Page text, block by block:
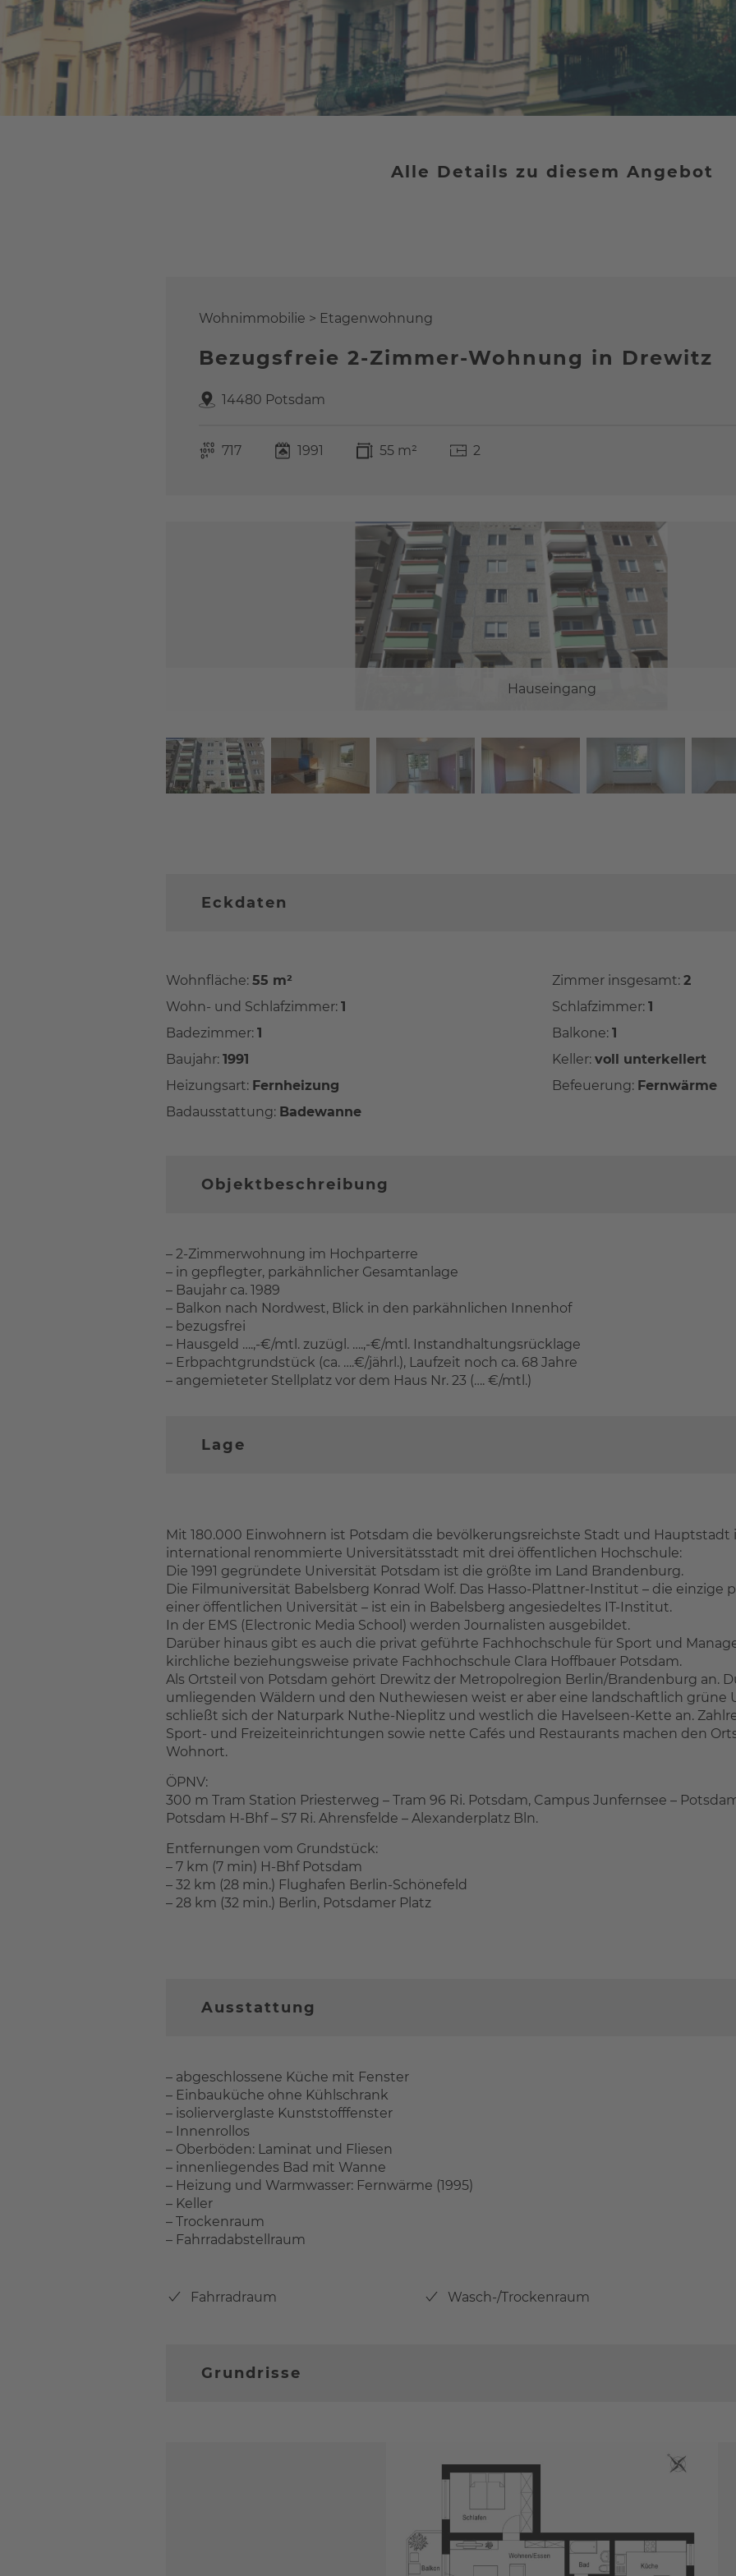
Alle Details zu diesem Angebot
Wohnimmobilie > Etagenwohnung
Bezugsfreie 2-Zimmer-Wohnung in Drewitz
14480 Potsdam
717 1991 55 m² 2
Hauseingang
Eckdaten
Wohnfläche: 55 m² Zimmer insgesamt: 2
Wohn- und Schlafzimmer: 1 Schlafzimmer: 1
Badezimmer: 1 Balkone: 1
Baujahr: 1991 Keller: voll unterkellert
Heizungsart: Fernheizung Befeuerung: Fernwärme
Badausstattung: Badewanne
Objektbeschreibung
– 2-Zimmerwohnung im Hochparterre
– in gepflegter, parkähnlicher Gesamtanlage
– Baujahr ca. 1989
– Balkon nach Nordwest, Blick in den parkähnlichen Innenhof
– bezugsfrei
– Hausgeld ….,-€/mtl. zuzügl. ….,-€/mtl. Instandhaltungsrücklage
– Erbpachtgrundstück (ca. ….€/jährl.), Laufzeit noch ca. 68 Jahre
– angemieteter Stellplatz vor dem Haus Nr. 23 (…. €/mtl.)
Lage
Mit 180.000 Einwohnern ist Potsdam die bevölkerungsreichste Stadt und Hauptstadt
international renommierte Universitätsstadt mit drei öffentlichen Hochschule:
Die 1991 gegründete Universität Potsdam ist die größte im Land Brandenburg.
Die Filmuniversität Babelsberg Konrad Wolf. Das Hasso-Plattner-Institut – die einzige
einer öffentlichen Universität – ist ein in Babelsberg angesiedeltes IT-Institut.
In der EMS (Electronic Media School) werden Journalisten ausgebildet.
Darüber hinaus gibt es auch die privat geführte Fachhochschule für Sport und
kirchliche beziehungsweise private Fachhochschule Clara Hoffbauer Potsdam.
Als Ortsteil von Potsdam gehört Drewitz der Metropolregion Berlin/Brandenburg an.
umliegenden Wäldern und den Nuthewiesen weist er aber eine landschaftlich grüne
schließt sich der Naturpark Nuthe-Nieplitz und westlich die Havelseen-Kette an.
Sport- und Freizeiteinrichtungen sowie nette Cafés und Restaurants machen den
Wohnort.
ÖPNV:
300 m Tram Station Priesterweg – Tram 96 Ri. Potsdam, Campus Junfernsee –
Potsdam H-Bhf – S7 Ri. Ahrensfelde – Alexanderplatz Bln.
Entfernungen vom Grundstück:
– 7 km (7 min) H-Bhf Potsdam
– 32 km (28 min.) Flughafen Berlin-Schönefeld
– 28 km (32 min.) Berlin, Potsdamer Platz
Ausstattung
– abgeschlossene Küche mit Fenster
– Einbauküche ohne Kühlschrank
– isolierverglaste Kunststofffenster
– Innenrollos
– Oberböden: Laminat und Fliesen
– innenliegendes Bad mit Wanne
– Heizung und Warmwasser: Fernwärme (1995)
– Keller
– Trockenraum
– Fahrradabstellraum
Fahrradraum Wasch-/Trockenraum
Grundrisse